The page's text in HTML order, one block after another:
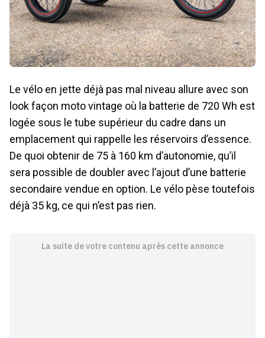
Le vélo en jette déjà pas mal niveau allure avec son
look façon moto vintage où la batterie de 720 Wh est
logée sous le tube supérieur du cadre dans un
emplacement qui rappelle les réservoirs d’essence.
De quoi obtenir de 75 à 160 km d’autonomie, qu’il
sera possible de doubler avec l’ajout d’une batterie
secondaire vendue en option. Le vélo pèse toutefois
déjà 35 kg, ce qui n’est pas rien.
La suite de votre contenu après cette annonce